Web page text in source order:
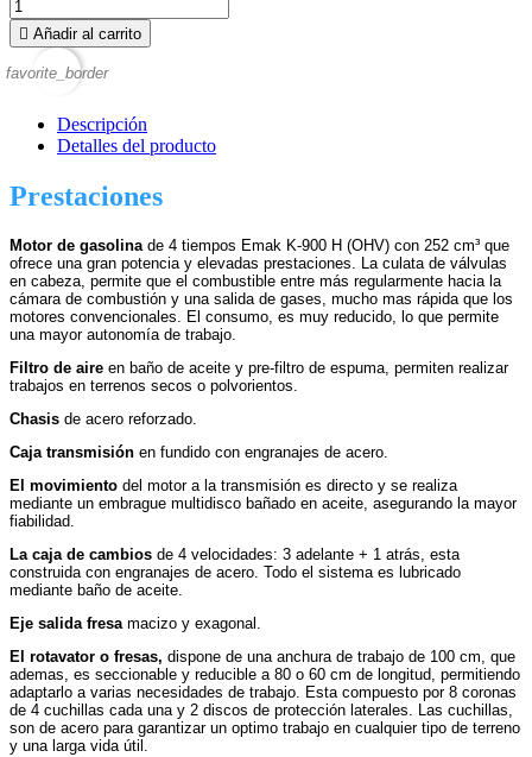
 Añadir al carrito
favorite_border
Descripción
Detalles del producto
Prestaciones
Motor de gasolinade 4 tiempos Emak K-900 H (OHV) con 252 cm³ que
ofrece una gran potencia y elevadas prestaciones. La culata de válvulas
en cabeza, permite que el combustible entre más regularmente hacia la
cámara de combustión y una salida de gases, mucho mas rápida que los
motores convencionales. El consumo, es muy reducido, lo que permite
una mayor autonomía de trabajo.
Filtro de aire en baño de aceite y pre-filtro de espuma, permiten realizar
trabajos en terrenos secos o polvorientos.
Chasis de acero reforzado.
Caja transmisión en fundido con engranajes de acero.
El movimiento del motor a la transmisión es directo y se realiza
mediante un embrague multidisco bañado en aceite, asegurando la mayor
fiabilidad.
La caja de cambios de 4 velocidades: 3 adelante + 1 atrás, esta
construida con engranajes de acero. Todo el sistema es lubricado
mediante baño de aceite.
Eje salida fresamacizo y exagonal.
El rotavator o fresas, dispone de una anchura de trabajo de 100 cm, que
ademas, es seccionable y reducible a 80 o 60 cm de longitud, permitiendo
adaptarlo a varias necesidades de trabajo. Esta compuesto por 8 coronas
de 4 cuchillas cada una y 2 discos de protección laterales. Las cuchillas,
son de acero para garantizar un optimo trabajo en cualquier tipo de terreno
y una larga vida útil.